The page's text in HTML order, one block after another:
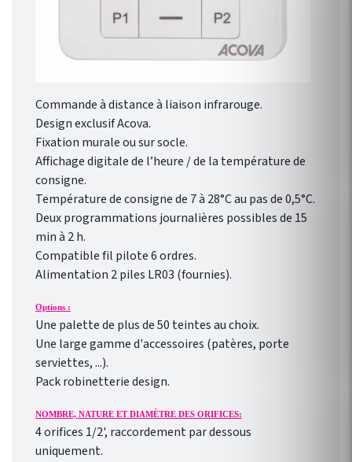
Commande à distance à liaison infrarouge.
Design exclusif Acova.
Fixation murale ou sur socle.
Affichage digitale de l’heure / de la température de
consigne.
Température de consigne de 7 à 28°C au pas de 0,5°C.
Deux programmations journalières possibles de 15
min à 2 h.
Compatible fil pilote 6 ordres.
Alimentation 2 piles LR03 (fournies).
Options :
Une palette de plus de 50 teintes au choix.
Une large gamme d'accessoires (patères, porte
serviettes, ...).
Pack robinetterie design.
NOMBRE, NATURE ET DIAMÈTRE DES ORIFICES:
4 orifices 1/2', raccordement par dessous
uniquement.